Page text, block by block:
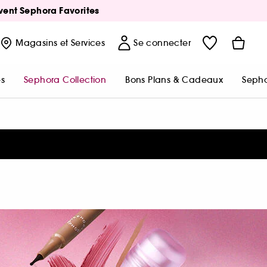
Sephora Favorites
Magasins et Services Se connecter
Sephora Collection Bons Plans & Cadeaux